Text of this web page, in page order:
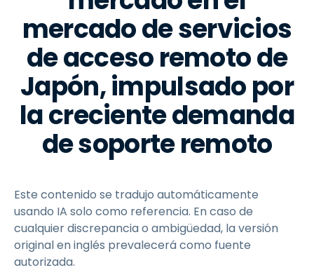
mercado de servicios
de acceso remoto de
Japón, impulsado por
la creciente demanda
de soporte remoto
Este contenido se tradujo automáticamente
usando IA solo como referencia. En caso de
cualquier discrepancia o ambigüedad, la versión
original en inglés prevalecerá como fuente
autorizada.